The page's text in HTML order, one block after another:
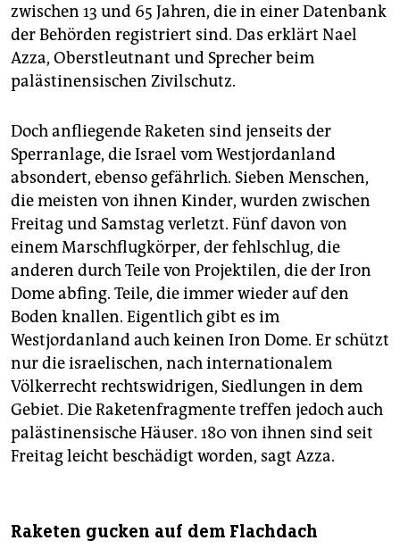
zwischen 13 und 65 Jahren, die in einer Datenbank
der Behörden registriert sind. Das erklärt Nael
Azza, Oberstleutnant und Sprecher beim
palästinensischen Zivilschutz.
Doch anfliegende Raketen sind jenseits der
Sperranlage, die Israel vom Westjordanland
absondert, ebenso gefährlich. Sieben Menschen,
die meisten von ihnen Kinder, wurden zwischen
Freitag und Samstag verletzt. Fünf davon von
einem Marschflugkörper, der fehlschlug, die
anderen durch Teile von Projektilen, die der Iron
Dome abfing. Teile, die immer wieder auf den
Boden knallen. Eigentlich gibt es im
Westjordanland auch keinen Iron Dome. Er schützt
nur die israelischen, nach internationalem
Völkerrecht rechtswidrigen, Siedlungen in dem
Gebiet. Die Raketenfragmente treffen jedoch auch
palästinensische Häuser. 180 von ihnen sind seit
Freitag leicht beschädigt worden, sagt Azza.
Raketen gucken auf dem Flachdach